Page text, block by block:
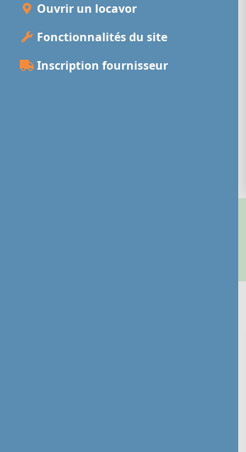
Ouvrir un locavor
Fonctionnalités du site
Inscription fournisseur